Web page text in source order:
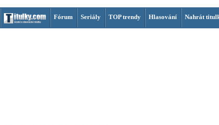
Fórum Seriály TOP trendy Hlasování Nahrát